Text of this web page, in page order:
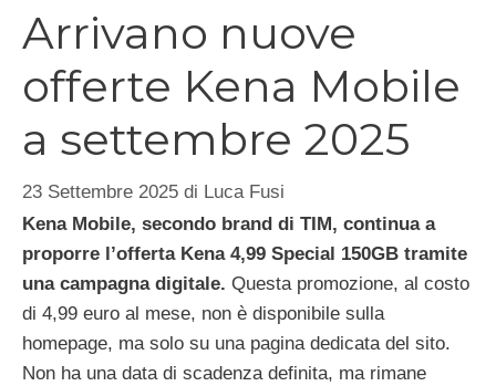
Arrivano nuove
offerte Kena Mobile
a settembre 2025
23 Settembre 2025 di Luca Fusi
Kena Mobile, secondo brand di TIM, continua a
proporre l’offerta Kena 4,99 Special 150GB tramite
una campagna digitale. Questa promozione, al costo
di 4,99 euro al mese, non è disponibile sulla
homepage, ma solo su una pagina dedicata del sito.
Non ha una data di scadenza definita, ma rimane